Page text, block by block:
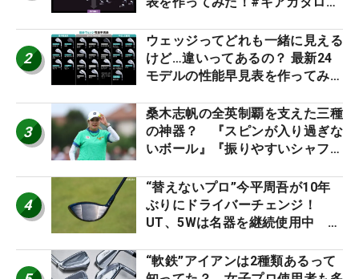
2
ウェッジってどれも一緒に見える
けど…違いってあるの？ 最新24
モデルの性能早見表を作ってみ
3
桑木志帆の全英制覇を支えた三種
の神器？ 『スピンが入り過ぎな
いボール』『振りやすいシャフ
ー』 #女子プロセッティング
4
“替えないプロ”今平周吾が10年
ぶりにドライバーチェンジ！
UT、5Wは名器を継続使用中 #
“軟鉄”アイアンは2種類あるって